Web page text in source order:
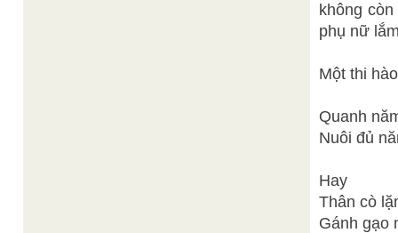
không
phụ nữ
Một thi
Quanh
Nuôi đủ
Hay
Thân cò
Gánh gạo